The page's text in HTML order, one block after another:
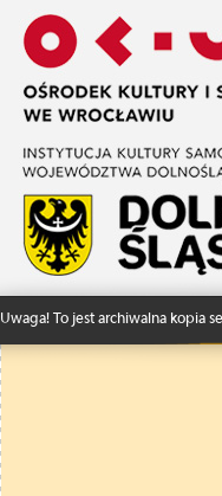
Uwaga! To jest archiwalna kopia